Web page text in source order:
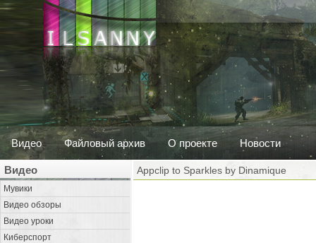
Видео Файловый архив О проекте Новости
Видео
Мувики
Видео обзоры
Видео уроки
Киберспорт
Appclip to Sparkles by Dinamique